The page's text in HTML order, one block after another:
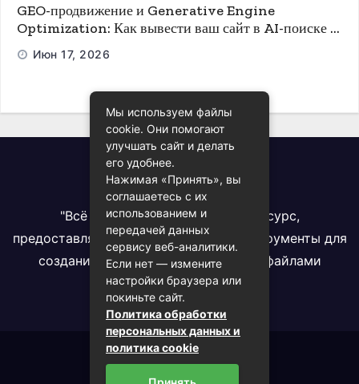
GEO-продвижение и Generative Engine
Optimization: Как вывести ваш сайт в AI-поиске и
ChatGPT
Июн 17, 2026
Всё про PDF
"Всё про PDF" - комплексный ресурс,
предоставляющий информацию и инструменты для
создания, конвертации и работы с файлами
формата PDF
Мы используем файлы
cookie. Они помогают
улучшать сайт и делать
его удобнее.
Нажимая «Принять», вы
соглашаетесь с их
использованием и
передачей данных
сервису веб-аналитики.
Если нет — измените
настройки браузера или
покиньте сайт.
Политика обработки
персональных данных и
политика cookie